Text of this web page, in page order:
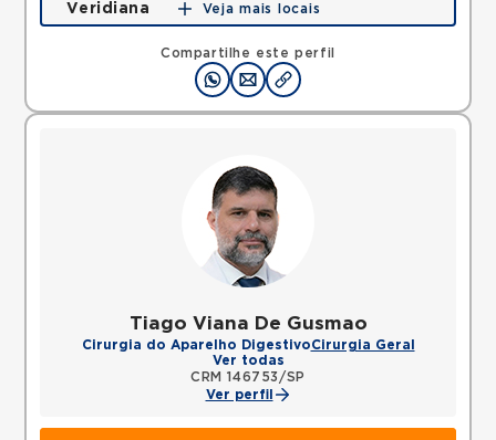
Compartilhe este perfil
Veridiana
Rua Dona Veridiana, Vila Buarque, Sao Paulo, SP,
Mapa
Veja mais locais
Tiago Viana De Gusmao
Cirurgia do Aparelho DigestivoCirurgia Geral
Ver todas
CRM 146753/SP
Ver perfil